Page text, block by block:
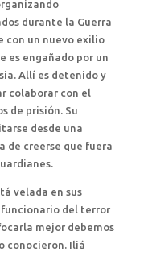
durante la Guerra
con un nuevo exilio
es engañado por un
Allí es detenido y
colaborar con el
de prisión. Su
desde una
de creerse que fuera
velada en sus
funcionario del terror
mejor debemos
conocieron. Iliá